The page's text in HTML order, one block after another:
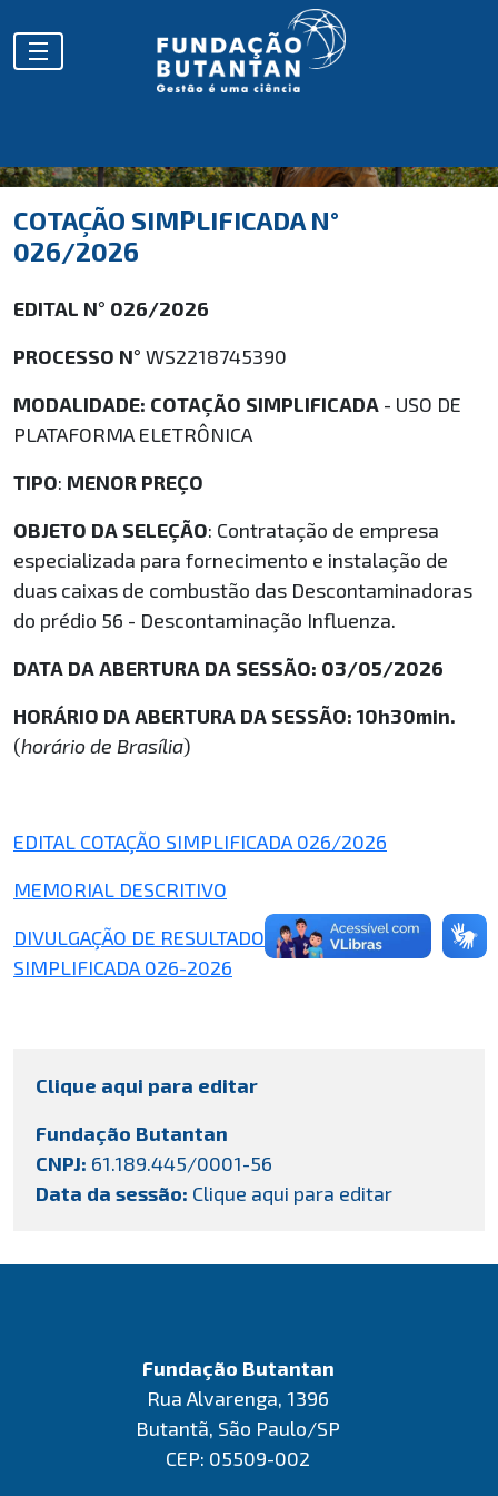
COTAÇÃO SIMPLIFICADA N°
026/2026
EDITAL N° 026/2026
PROCESSO N° WS2218745390
MODALIDADE: COTAÇÃO SIMPLIFICADA - USO DE
PLATAFORMA ELETRÔNICA
TIPO: MENOR PREÇO
OBJETO DA SELEÇÃO: Contratação de empresa
especializada para fornecimento e instalação de
duas caixas de combustão das Descontaminadoras
do prédio 56 - Descontaminação Influenza.
DATA DA ABERTURA DA SESSÃO: 03/05/2026
HORÁRIO DA ABERTURA DA SESSÃO: 10h30min.
(horário de Brasília)
EDITAL COTAÇÃO SIMPLIFICADA 026/2026
MEMORIAL DESCRITIVO
DIVULGAÇÃO DE RESULTADO - COTAÇÃO
SIMPLIFICADA 026-2026
Clique aqui para editar
Fundação Butantan
CNPJ: 61.189.445/0001-56
Data da sessão: Clique aqui para editar
Fundação Butantan
Rua Alvarenga, 1396
Butantã, São Paulo/SP
CEP: 05509-002